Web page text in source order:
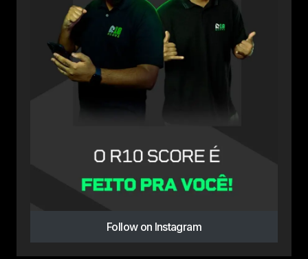
Follow on Instagram